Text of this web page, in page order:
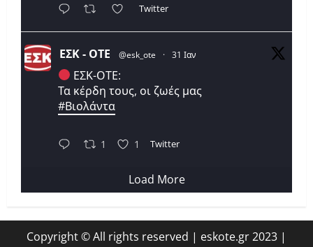
Twitter
ΕΣΚ - ΟΤΕ @esk_ote · 31 Ιαν
ΕΣΚ-ΟΤΕ:
Τα κέρδη τους, οι ζωές μας
#Βιολάντα
1 1 Twitter
Load More
Copyright © All rights reserved | eskote.gr 2023 |